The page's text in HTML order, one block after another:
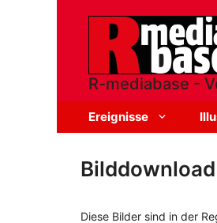
R-mediabase -
Ereignisse
Bilddownload
Diese Bilder sind in der